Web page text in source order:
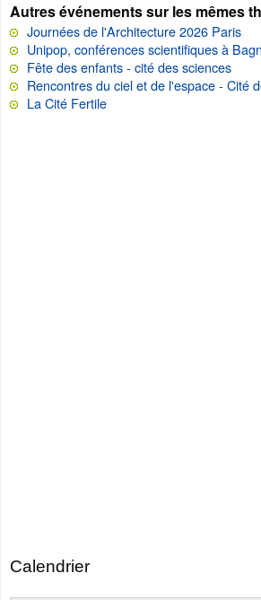
Autres événements sur les mêmes
Journées de l'Architecture 2026 Paris
Unipop, conférences scientifiques à
Fête des enfants - cité des sciences
Rencontres du ciel et de l'espace - Cité
La Cité Fertile
Calendrier